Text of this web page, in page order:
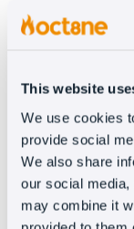
This website
We use cookies
provide social
We also share
our social
may combine it
potentes
Oct8ne,
perfecto y
ocupamos
un paso